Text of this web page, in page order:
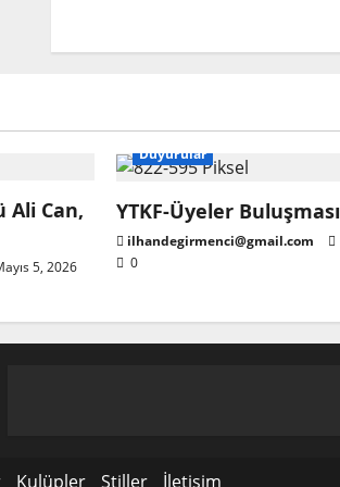
Ali Can,
5, 2026
Duyurular
YTKF-Üyeler Buluşması
ilhandegirmenci@gmail.com
0
Kulüpler Stiller İletişim